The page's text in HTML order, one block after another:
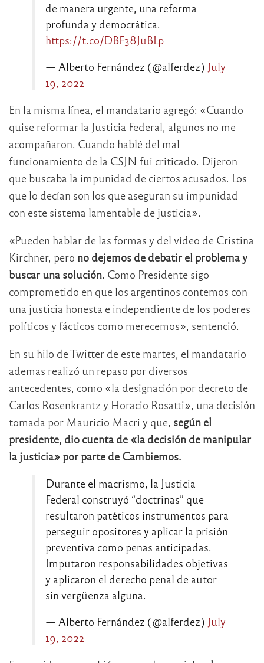
de manera urgente, una reforma
profunda y democrática.
https://t.co/DBF38JuBLp
— Alberto Fernández (@alferdez) July
19, 2022
En la misma línea, el mandatario agregó: «Cuando
quise reformar la Justicia Federal, algunos no me
acompañaron. Cuando hablé del mal
funcionamiento de la CSJN fui criticado. Dijeron
que buscaba la impunidad de ciertos acusados. Los
que lo decían son los que aseguran su impunidad
con este sistema lamentable de justicia».
«Pueden hablar de las formas y del vídeo de Cristina
Kirchner, pero no dejemos de debatir el problema y
buscar una solución. Como Presidente sigo
comprometido en que los argentinos contemos con
una justicia honesta e independiente de los poderes
políticos y fácticos como merecemos», sentenció.
En su hilo de Twitter de este martes, el mandatario
ademas realizó un repaso por diversos
antecedentes, como «la designación por decreto de
Carlos Rosenkrantz y Horacio Rosatti», una decisión
tomada por Mauricio Macri y que, según el
presidente, dio cuenta de «la decisión de manipular
la justicia» por parte de Cambiemos.
Durante el macrismo, la Justicia
Federal construyó “doctrinas” que
resultaron patéticos instrumentos para
perseguir opositores y aplicar la prisión
preventiva como penas anticipadas.
Imputaron responsabilidades objetivas
y aplicaron el derecho penal de autor
sin vergüenza alguna.
— Alberto Fernández (@alferdez) July
19, 2022